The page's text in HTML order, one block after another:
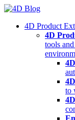
Skip
content4D Product
4D
tools
to